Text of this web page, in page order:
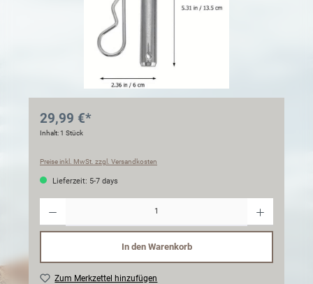
29,99 €*
Inhalt:1 Stück
Preise inkl. MwSt. zzgl. Versandkosten
Lieferzeit: 5-7 days
In den Warenkorb
Zum Merkzettel hinzufügen